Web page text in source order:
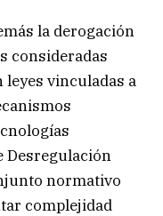
la derogación
consideradas
leyes vinculadas a
Desregulación
normativo
complejidad